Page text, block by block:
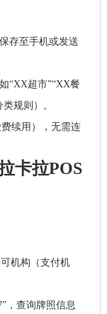
存至手机或发送
“XX超市”“XX餐
规则）。
续用），无需连
卡拉POS
机构（支付机
，查询牌照信息